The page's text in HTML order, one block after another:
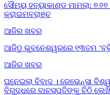
ସୌମ୍ୟ ହତ୍ୟାକାଣ୍ଡ ମାମଲା: ୭୬୭
କ୍ରାଇମବ୍ରାଞ୍ଚ
ଆଜିର ଖବର
ଆଜିଠୁ ଭୁବନେଶ୍ୱରରେ ୧୩ତମ
ଆଜିର ଖବର
ଘନେଇଲା ବିବାଦ । ରେଭେନ୍ସା
ବିରୁଦ୍ଧରେ ବାଚସ୍ପତିଙ୍କୁ ଚିଠି